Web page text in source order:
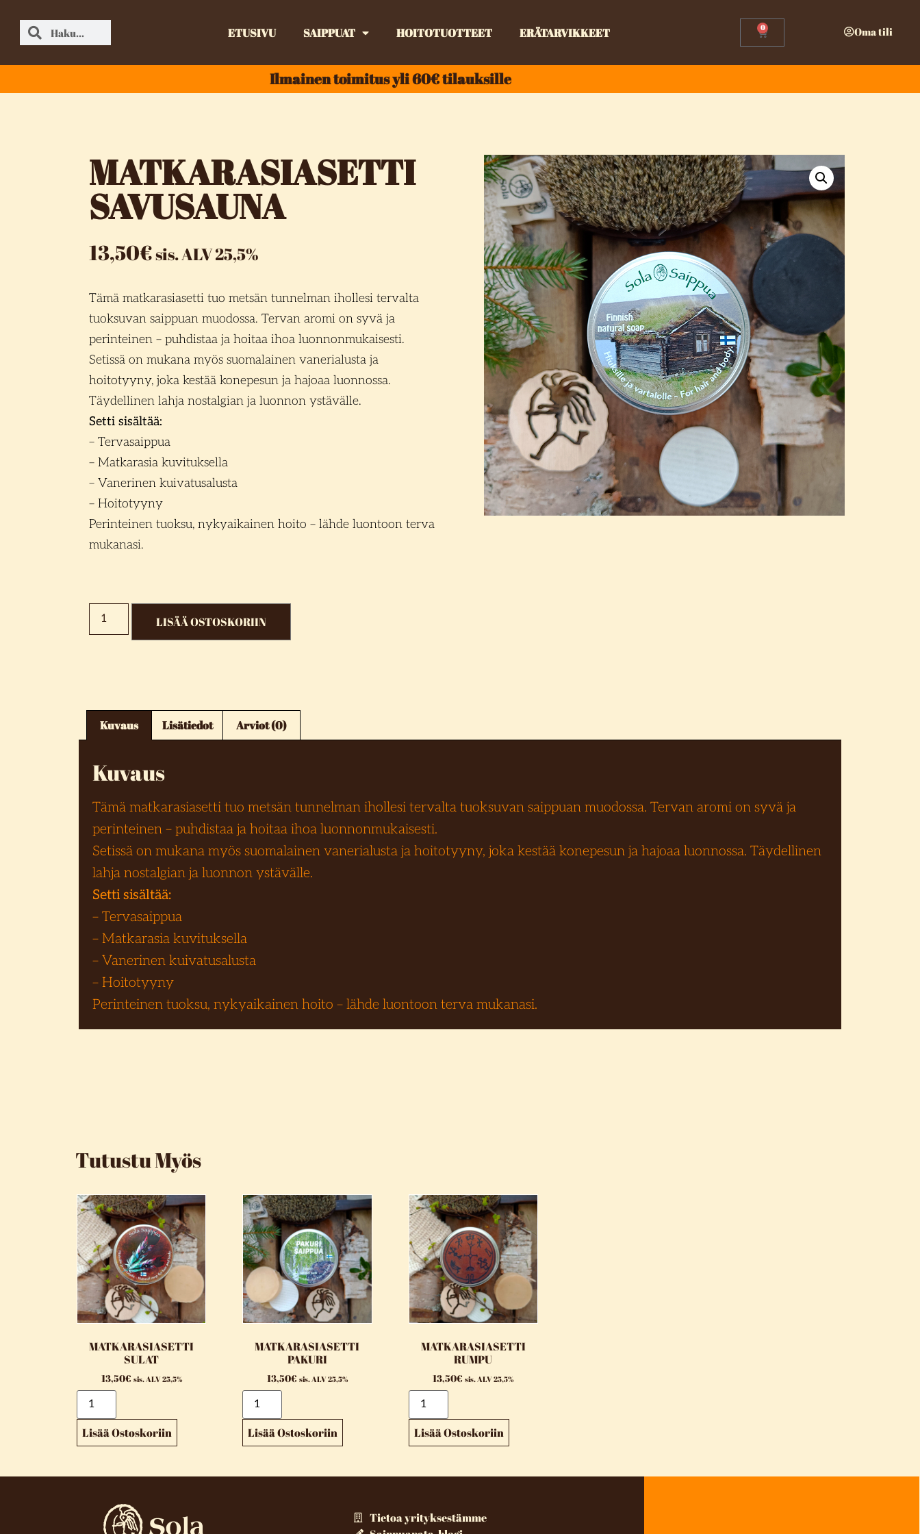
ETUSIVU SAIPPUAT HOITOTUOTTEET ERÄTARVIKKEET 0 Oma tili
Ilmainen toimitus yli 60€ tilauksille
MATKARASIASETTI
SAVUSAUNA
13,50€sis. ALV 25,5%
Tämä matkarasiasetti tuo metsän tunnelman ihollesi tervalta
tuoksuvan saippuan muodossa. Tervan aromi on syvä ja
perinteinen – puhdistaa ja hoitaa ihoa luonnonmukaisesti.
Setissä on mukana myös suomalainen vanerialusta ja
hoitotyyny, joka kestää konepesun ja hajoaa luonnossa.
Täydellinen lahja nostalgian ja luonnon ystävälle.
Setti sisältää:
– Tervasaippua
– Matkarasia kuvituksella
– Vanerinen kuivatusalusta
– Hoitotyyny
Perinteinen tuoksu, nykyaikainen hoito – lähde luontoon terva
mukanasi.
LISÄÄ OSTOSKORIIN
Kuvaus Lisätiedot Arviot (0)
Kuvaus
Tämä matkarasiasetti tuo metsän tunnelman ihollesi tervalta tuoksuvan saippuan muodossa. Tervan aromi on syvä ja
perinteinen – puhdistaa ja hoitaa ihoa luonnonmukaisesti.
Setissä on mukana myös suomalainen vanerialusta ja hoitotyyny, joka kestää konepesun ja hajoaa luonnossa. Täydellinen
lahja nostalgian ja luonnon ystävälle.
Setti sisältää:
– Tervasaippua
– Matkarasia kuvituksella
– Vanerinen kuivatusalusta
– Hoitotyyny
Perinteinen tuoksu, nykyaikainen hoito – lähde luontoon terva mukanasi.
Tutustu Myös
MATKARASIASETTI
SULAT
13,50€ sis. ALV 25,5%
Lisää Ostoskoriin
MATKARASIASETTI
PAKURI
13,50€ sis. ALV 25,5%
Lisää Ostoskoriin
MATKARASIASETTI
RUMPU
13,50€ sis. ALV 25,5%
Lisää Ostoskoriin
Tietoa yrityksestämme